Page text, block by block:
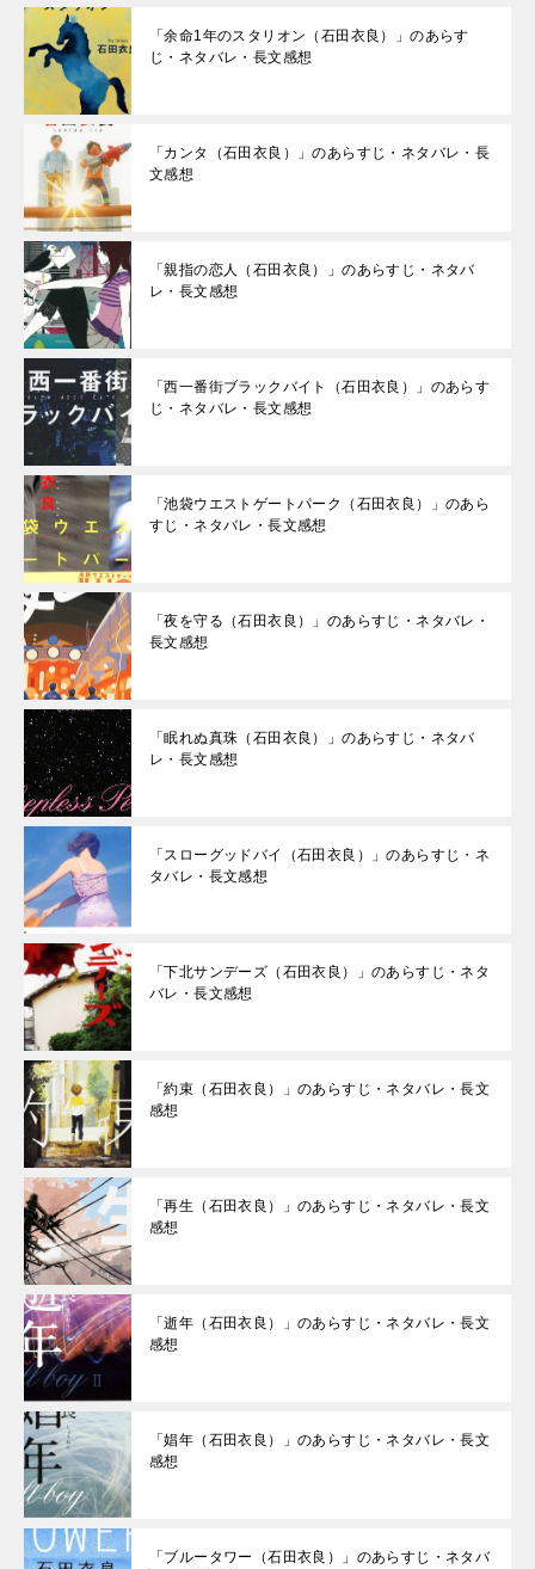
「余命1年のスタリオン（石田衣良）」のあらす
じ・ネタバレ・長文感想
「カンタ（石田衣良）」のあらすじ・ネタバレ・長
文感想
「親指の恋人（石田衣良）」のあらすじ・ネタバ
レ・長文感想
「西一番街ブラックバイト（石田衣良）」のあらす
じ・ネタバレ・長文感想
「池袋ウエストゲートパーク（石田衣良）」のあら
すじ・ネタバレ・長文感想
「夜を守る（石田衣良）」のあらすじ・ネタバレ・
長文感想
「眠れぬ真珠（石田衣良）」のあらすじ・ネタバ
レ・長文感想
「スローグッドバイ（石田衣良）」のあらすじ・ネ
タバレ・長文感想
「下北サンデーズ（石田衣良）」のあらすじ・ネタ
バレ・長文感想
「約束（石田衣良）」のあらすじ・ネタバレ・長文
感想
「再生（石田衣良）」のあらすじ・ネタバレ・長文
感想
「逝年（石田衣良）」のあらすじ・ネタバレ・長文
感想
「娼年（石田衣良）」のあらすじ・ネタバレ・長文
感想
「ブルータワー（石田衣良）」のあらすじ・ネタバ